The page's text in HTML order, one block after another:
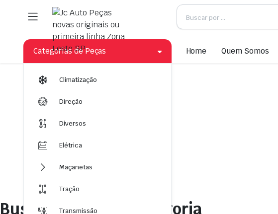
Categorias de Peças
Climatização
Direção
Diversos
Elétrica
Maçanetas
Tração
Transmissão
Home Quem Somos
Busca Peças por Categoria